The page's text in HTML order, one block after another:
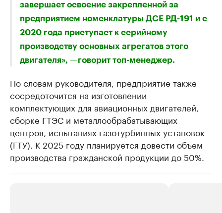
завершает освоение закрепленной за
предприятием номенклатуры ДСЕ РД-191 и с
2020 года приступает к серийному
производству основных агрегатов этого
двигателя», —говорит топ-менеджер.
По словам руководителя, предприятие также
сосредоточится на изготовлении
комплектующих для авиационных двигателей,
сборке ГТЭС и металлообрабатывающих
центров, испытаниях газотурбинных установок
(ГТУ). К 2025 году планируется довести объем
производства гражданской продукции до 50%.